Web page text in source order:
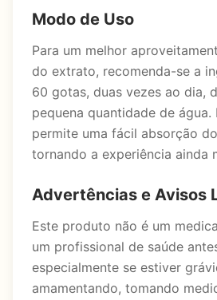
Modo de Uso
Para um melhor
do extrato, recomenda-se a
60 gotas, duas vezes ao dia,
pequena quantidade de água.
permite uma fácil absorção
tornando a experiência ainda
Advertências e Avisos
Este produto não é um
um profissional de saúde
especialmente se estiver
amamentando, tomando